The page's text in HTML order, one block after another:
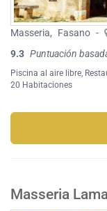
Masseria, Fasano -
9.3 Puntuación
Piscina al aire libre,
20 Habitaciones
Masseria